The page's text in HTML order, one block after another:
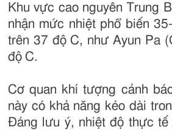
Khu vực cao nguyên Trung
nhận mức nhiệt phổ biến
trên 37 độ C, như Ayun Pa
độ C.
Cơ quan khí tượng cảnh
này có khả năng kéo dài
Đáng lưu ý, nhiệt độ thực tế